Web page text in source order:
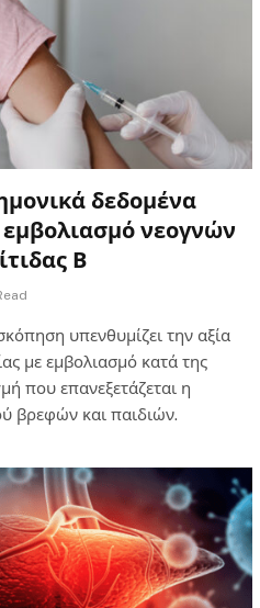
δεδομένα
εμβολιασμό νεογνών
Β
υπενθυμίζει την αξία
με εμβολιασμό κατά της
που επανεξετάζεται η
βρεφών και παιδιών.